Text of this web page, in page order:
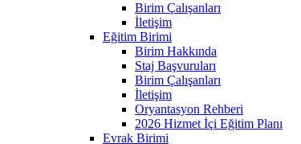
Birim Çalışanları
İletişim
Eğitim Birimi
Birim Hakkında
Staj Başvuruları
Birim Çalışanları
İletişim
Oryantasyon Rehberi
2026 Hizmet İçi Eğitim Planı
Evrak Birimi